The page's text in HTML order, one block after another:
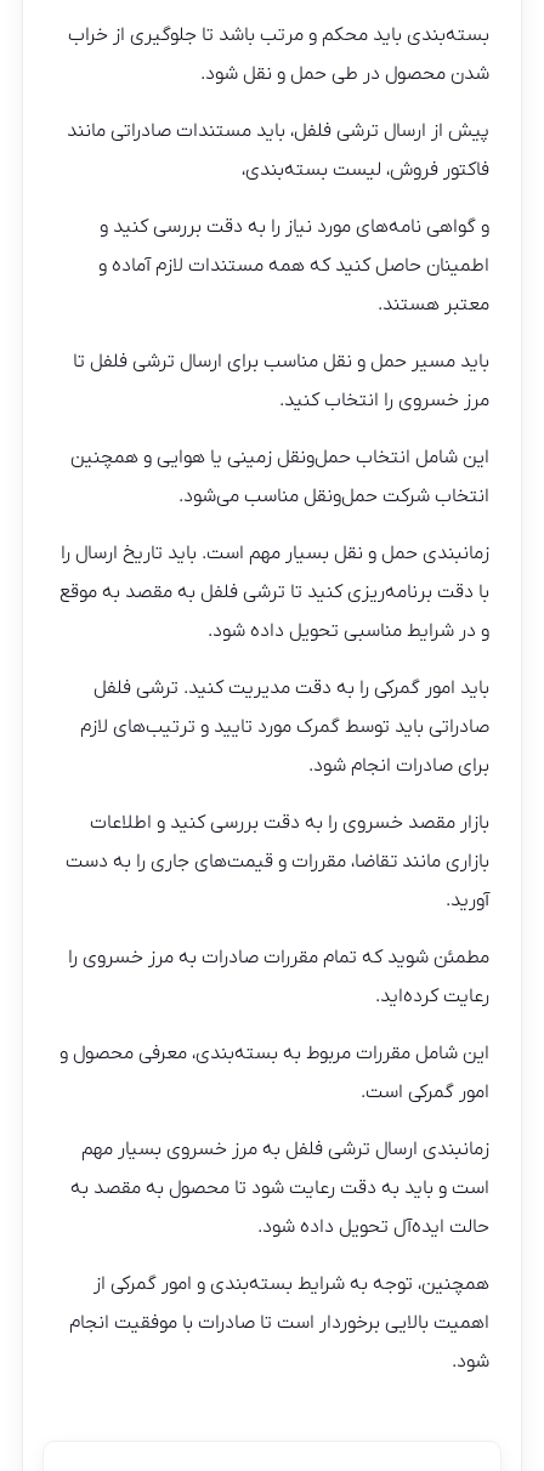
بسته‌بندی باید محکم و مرتب باشد تا جلوگیری از خراب
شدن محصول در طی حمل و نقل شود.
پیش از ارسال ترشی فلفل، باید مستندات صادراتی مانند
فاکتور فروش، لیست بسته‌بندی،
و گواهی نامه‌های مورد نیاز را به دقت بررسی کنید و
اطمینان حاصل کنید که همه مستندات لازم آماده و
معتبر هستند.
باید مسیر حمل و نقل مناسب برای ارسال ترشی فلفل تا
مرز خسروی را انتخاب کنید.
این شامل انتخاب حمل‌ونقل زمینی یا هوایی و همچنین
انتخاب شرکت حمل‌ونقل مناسب می‌شود.
زمانبندی حمل و نقل بسیار مهم است. باید تاریخ ارسال را
با دقت برنامه‌ریزی کنید تا ترشی فلفل به مقصد به موقع
و در شرایط مناسبی تحویل داده شود.
باید امور گمرکی را به دقت مدیریت کنید. ترشی فلفل
صادراتی باید توسط گمرک مورد تایید و ترتیب‌های لازم
برای صادرات انجام شود.
بازار مقصد خسروی را به دقت بررسی کنید و اطلاعات
بازاری مانند تقاضا، مقررات و قیمت‌های جاری را به دست
آورید.
مطمئن شوید که تمام مقررات صادرات به مرز خسروی را
رعایت کرده‌اید.
این شامل مقررات مربوط به بسته‌بندی، معرفی محصول و
امور گمرکی است.
زمانبندی ارسال ترشی فلفل به مرز خسروی بسیار مهم
است و باید به دقت رعایت شود تا محصول به مقصد به
حالت ایده‌آل تحویل داده شود.
همچنین، توجه به شرایط بسته‌بندی و امور گمرکی از
اهمیت بالایی برخوردار است تا صادرات با موفقیت انجام
شود.